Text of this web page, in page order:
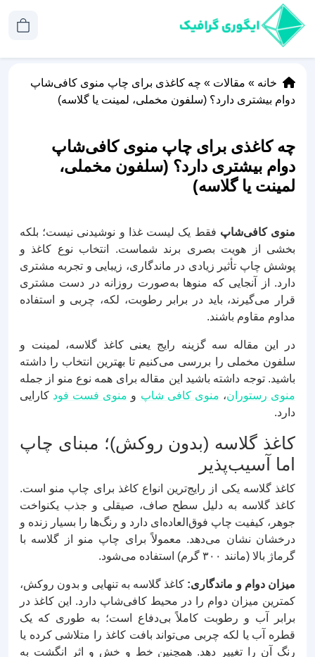
خانه » مقالات » چه کاغذی برای چاپ منوی کافی‌شاپ
دوام بیشتری دارد؟ (سلفون مخملی، لمینت یا گلاسه)
چه کاغذی برای چاپ منوی کافی‌شاپ
دوام بیشتری دارد؟ (سلفون مخملی،
لمینت یا گلاسه)
منوی کافی‌شاپ فقط یک لیست غذا و نوشیدنی نیست؛ بلکه
بخشی از هویت بصری برند شماست. انتخاب نوع کاغذ و
پوشش چاپ تأثیر زیادی در ماندگاری، زیبایی و تجربه مشتری
دارد. از آنجایی که منوها به‌صورت روزانه در دست مشتری
قرار می‌گیرند، باید در برابر رطوبت، لکه، چربی و استفاده
مداوم مقاوم باشند.
در این مقاله سه گزینه رایج یعنی کاغذ گلاسه، لمینت و
سلفون مخملی را بررسی می‌کنیم تا بهترین انتخاب را داشته
باشید. توجه داشته باشید این مقاله برای همه نوع منو از جمله
منوی رستوران، منوی کافی شاپ و منوی فست فود کارایی
دارد.
کاغذ گلاسه (بدون روکش)؛ مبنای چاپ
اما آسیب‌پذیر
کاغذ گلاسه یکی از رایج‌ترین انواع کاغذ برای چاپ منو است.
کاغذ گلاسه به دلیل سطح صاف، صیقلی و جذب یکنواخت
جوهر، کیفیت چاپ فوق‌العاده‌ای دارد و رنگ‌ها را بسیار زنده و
درخشان نشان می‌دهد. معمولاً برای چاپ منو از گلاسه با
گرماژ بالا (مانند ۳۰۰ گرم) استفاده می‌شود.
میزان دوام و ماندگاری: کاغذ گلاسه به تنهایی و بدون روکش،
کمترین میزان دوام را در محیط کافی‌شاپ دارد. این کاغذ در
برابر آب و رطوبت کاملاً بی‌دفاع است؛ به طوری که یک
قطره آب یا لکه چربی می‌تواند بافت کاغذ را متلاشی کرده یا
رنگ آن را تغییر دهد. همچنین خط و خش و اثر انگشت به